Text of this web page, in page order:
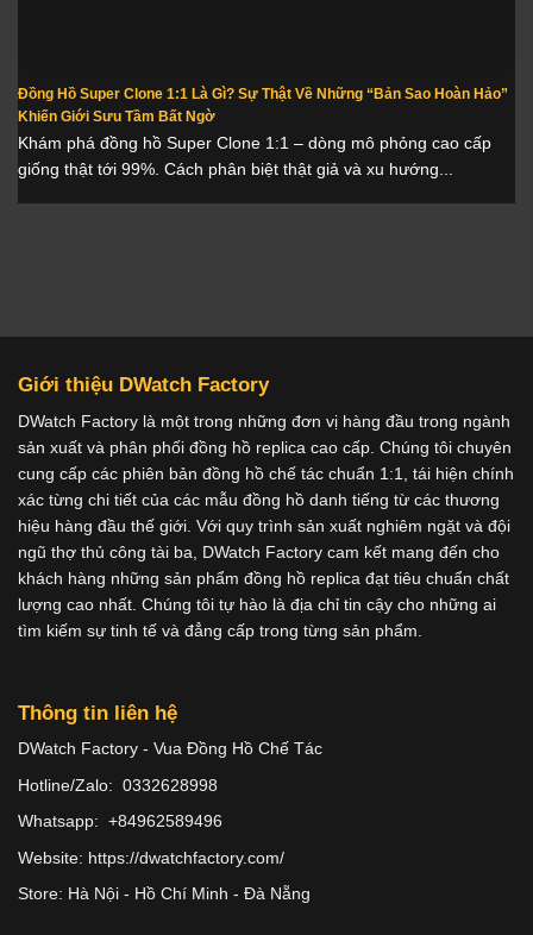
Đồng Hồ Super Clone 1:1 Là Gì? Sự Thật Về Những “Bản Sao Hoàn Hảo”
Khiến Giới Sưu Tầm Bất Ngờ
Khám phá đồng hồ Super Clone 1:1 – dòng mô phỏng cao cấp
giống thật tới 99%. Cách phân biệt thật giả và xu hướng...
Giới thiệu DWatch Factory
DWatch Factory là một trong những đơn vị hàng đầu trong ngành
sản xuất và phân phối đồng hồ replica cao cấp. Chúng tôi chuyên
cung cấp các phiên bản đồng hồ chế tác chuẩn 1:1, tái hiện chính
xác từng chi tiết của các mẫu đồng hồ danh tiếng từ các thương
hiệu hàng đầu thế giới. Với quy trình sản xuất nghiêm ngặt và đội
ngũ thợ thủ công tài ba, DWatch Factory cam kết mang đến cho
khách hàng những sản phẩm đồng hồ replica đạt tiêu chuẩn chất
lượng cao nhất. Chúng tôi tự hào là địa chỉ tin cậy cho những ai
tìm kiếm sự tinh tế và đẳng cấp trong từng sản phẩm.
Thông tin liên hệ
DWatch Factory - Vua Đồng Hồ Chế Tác
Hotline/Zalo: 0332628998
Whatsapp: +84962589496
Website: https://dwatchfactory.com/
Store: Hà Nội - Hồ Chí Minh - Đà Nẵng